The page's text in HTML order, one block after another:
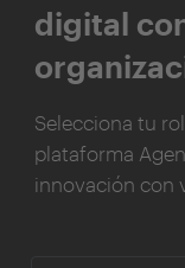
digital
Selecciona tu
plataforma
innovación con